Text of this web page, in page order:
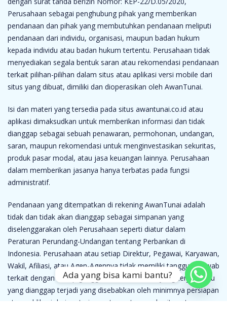
Perusahaan sebagai penghubung pihak yang memberikan
pendanaan dan pihak yang membutuhkan pendanaan meliputi
pendanaan dari individu, organisasi, maupun badan hukum
kepada individu atau badan hukum tertentu. Perusahaan tidak
menyediakan segala bentuk saran atau rekomendasi pendanaan
terkait pilihan-pilihan dalam situs atau aplikasi versi mobile dari
situs yang dibuat, dimiliki dan dioperasikan oleh AwanTunai.
Isi dan materi yang tersedia pada situs awantunai.co.id atau
aplikasi dimaksudkan untuk memberikan informasi dan tidak
dianggap sebagai sebuah penawaran, permohonan, undangan,
saran, maupun rekomendasi untuk menginvestasikan sekuritas,
produk pasar modal, atau jasa keuangan lainnya. Perusahaan
dalam memberikan jasanya hanya terbatas pada fungsi
administratif.
Pendanaan yang ditempatkan di rekening AwanTunai adalah
tidak dan tidak akan dianggap sebagai simpanan yang
diselenggarakan oleh Perusahaan seperti diatur dalam
Peraturan Perundang-Undangan tentang Perbankan di
Indonesia. Perusahaan atau setiap Direktur, Pegawai, Karyawan,
Wakil, Afiliasi, atau Agen-Agennya tidak memiliki tanggung jawab
terkait dengan setiap gangguan atau masalah yang terjadi atau
yang dianggap terjadi yang disebabkan oleh minimnya persiapan
atau publikasi dari materi yang tercantum pada situs atau
Ada yang bisa kami bantu?